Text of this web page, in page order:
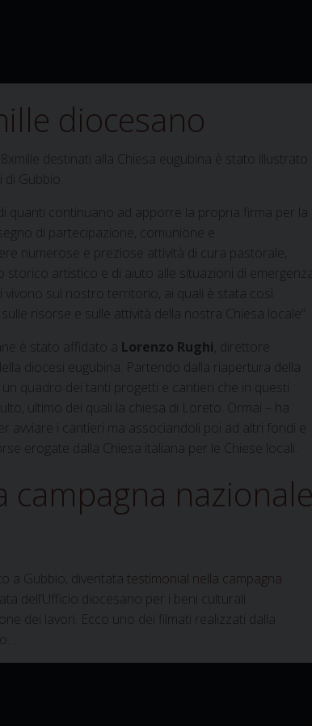
diocesano
destinati alla Chiesa eugubina è stato illustrato
Gubbio.
quanti continuano ad apporre la propria firma per la
di partecipazione, comunione e
numerose e preziose attività di cura pastorale,
artistico e di aiuto alle situazioni di
sul nostro territorio, ai quali è stata così
risorse e sulle attività della nostra Chiesa locale”.
è stato affidato a Lorenzo Rughi , direttore
diocesi eugubina. Partendo dalla riapertura della
quadro dei tanti progetti e cantieri che in questi
ultimo dei quali la chiesa di Loreto. Ormai – ha
avviare i cantieri ma associandoli poi ad altri fondi e
erogate dalla Chiesa italiana per le Chiese locali.
campagna nazionale
a Gubbio, diventata testimonial nella campagna
dell’Ufficio diocesano per i beni culturali
dei lavori. Ecco uno dei filmati realizzati dalla